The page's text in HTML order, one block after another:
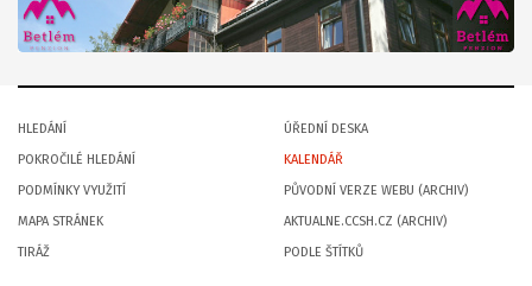
HLEDÁNÍ
POKROČILÉ HLEDÁNÍ
PODMÍNKY VYUŽITÍ
MAPA STRÁNEK
TIRÁŽ
ÚŘEDNÍ DESKA
KALENDÁŘ
PŮVODNÍ VERZE WEBU (ARCHIV)
AKTUALNE.CCSH.CZ (ARCHIV)
PODLE ŠTÍTKŮ